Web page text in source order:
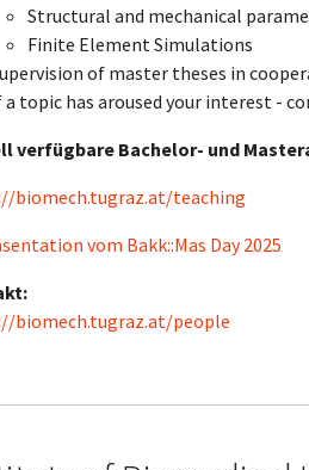
Structural and mechanical
Finite Element Simulations
of master theses in
a topic has aroused your interest -
verfügbare Bachelor- und
biomech.tugraz.at/teaching
vom Bakk::Mas Day 2025
biomech.tugraz.at/people